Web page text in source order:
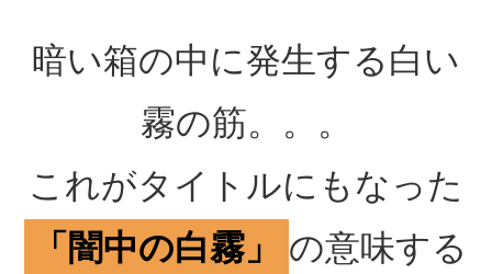
暗い箱の中に発生する白い
霧の筋。。。
これがタイトルにもなった
「闇中の白霧」
の意味する